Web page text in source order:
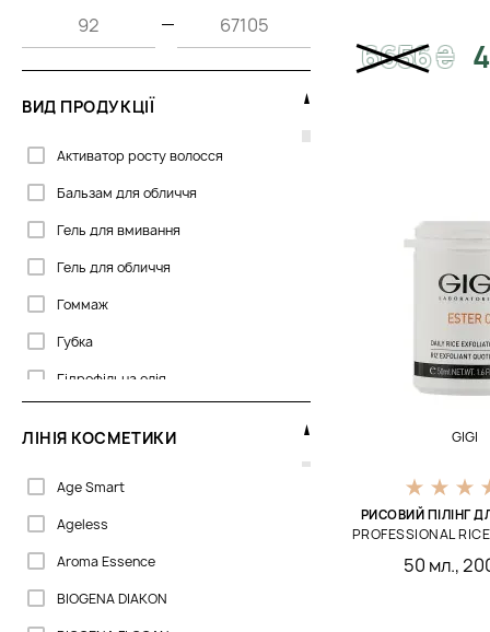
Biogena
Celenes
Clarena
Cosmetics 27
Depot
Dermalogica
Dermaskill
DoTERRA
Dr.Spiller
Embryolisse
Erborian
GIGI
—
ВИД ПРОДУКЦІЇ
Активатор росту волосся
Бальзам для обличчя
Гель для вмивання
Гель для обличчя
Гоммаж
Губка
Гідрофільна олія
Емульсія для обличчя
Ензимна пудра
Концентрат
Косметичка
ЛІНІЯ КОСМЕТИКИ
Age Smart
Ageless
Aroma Essence
BIOGENA DIAKON
6656₴
GIGI
РИСОВИЙ ПІЛІНГ
PROFESSIONAL
50 мл.,